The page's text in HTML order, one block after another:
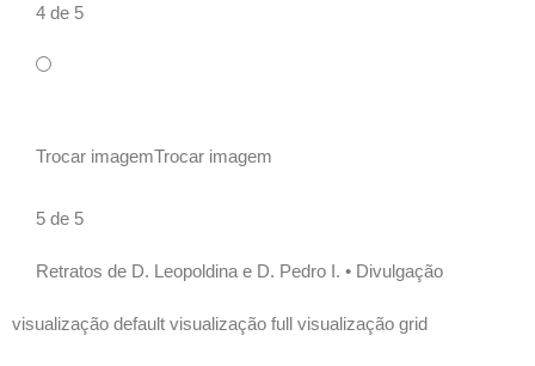
4 de 5
Trocar imagemTrocar imagem
5 de 5
Retratos de D. Leopoldina e D. Pedro I. • Divulgação
visualização default visualização full visualização grid